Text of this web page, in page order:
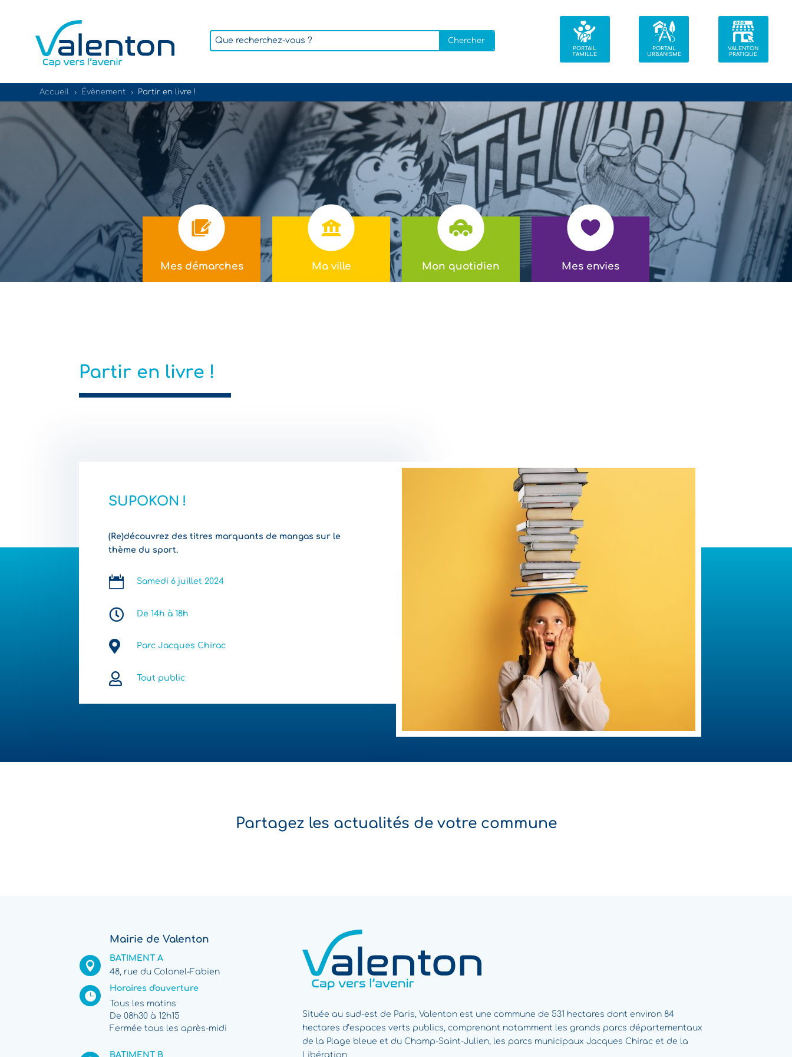
PORTAIL
FAMILLE
PORTAIL
URBANISME
VALENTON
PRATIQUE
Accueil 5 Évènement 5 Partir en livre !
Mes démarches Ma ville Mon quotidien Mes envies
Partir en livre !
SUPOKON !
(Re)découvrez des titres marquants de mangas sur le
thème du sport.
 Samedi 6 juillet 2024
 De 14h à 18h
 Parc Jacques Chirac
 Tout public
Partagez les actualités de votre commune
Mairie de Valenton

BATIMENT A
48, rue du Colonel-Fabien

Horaires d'ouverture
Tous les matins
De 08h30 à 12h15
Fermée tous les après-midi
BATIMENT B
Située au sud-est de Paris, Valenton est une commune de 531 hectares dont environ 84
hectares d’espaces verts publics, comprenant notamment les grands parcs départementaux
de la Plage bleue et du Champ-Saint-Julien, les parcs municipaux Jacques Chirac et de la
Libération.